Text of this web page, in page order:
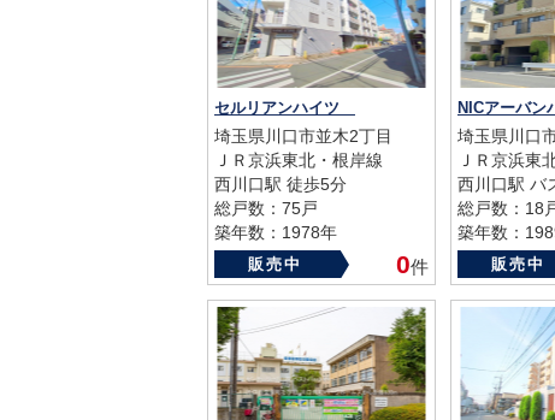
セルリアンハイツ
埼玉県川口市並木2丁目
ＪＲ京浜東北・根岸線
西川口駅 徒歩5分
総戸数：75戸
築年数：1978年
販売中 0件
埼玉県川口
ＪＲ京浜東
西川口駅 バ
総戸数：18
築年数：
販売中